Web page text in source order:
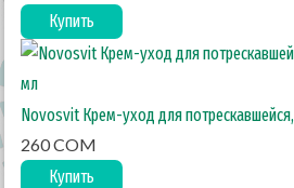
Купить
Novosvit Крем-уход для
260 COM
Купить